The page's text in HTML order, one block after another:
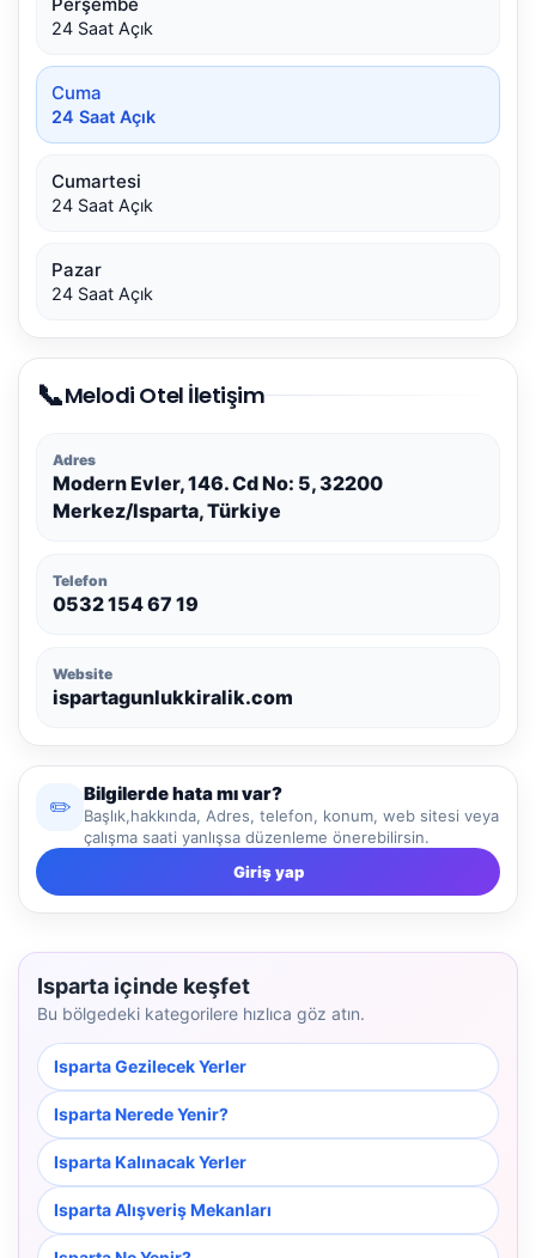
24 Saat Açık
Cuma
24 Saat Açık
Cumartesi
24 Saat Açık
Pazar
24 Saat Açık
📞Melodi Otel İletişim
Adres
Modern Evler, 146. Cd No: 5, 32200
Merkez/Isparta, Türkiye
Telefon
0532 154 67 19
Website
ispartagunlukkiralik.com
✏️
Bilgilerde hata mı var?
Başlık,hakkında, Adres, telefon, konum, web sitesi veya
çalışma saati yanlışsa düzenleme önerebilirsin.
Giriş yap
Isparta içinde keşfet
Bu bölgedeki kategorilere hızlıca göz atın.
Isparta Gezilecek Yerler
Isparta Nerede Yenir?
Isparta Kalınacak Yerler
Isparta Alışveriş Mekanları